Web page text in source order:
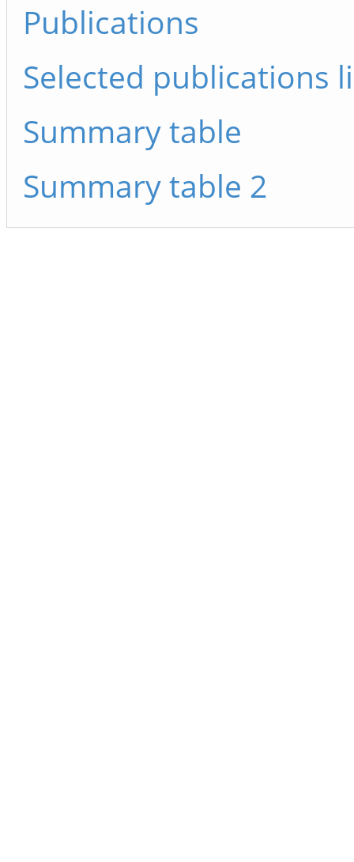
Publications
Selected publications
Summary table
Summary table 2